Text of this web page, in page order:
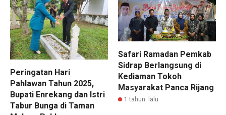
Peringatan Hari
Pahlawan Tahun 2025,
Bupati Enrekang dan Istri
Tabur Bunga di Taman
Safari Ramadan Pemkab
Sidrap Berlangsung di
Kediaman Tokoh
Masyarakat Panca Rijang
1 tahun lalu